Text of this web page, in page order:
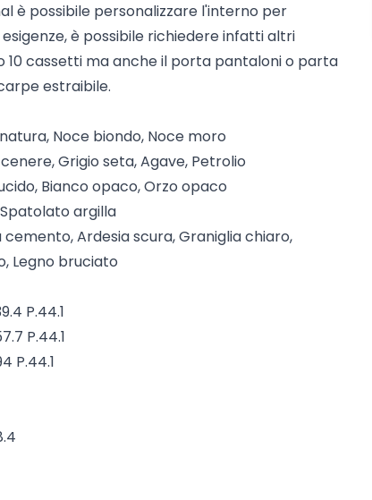
è possibile personalizzare l'interno per
è possibile richiedere infatti altri
10 cassetti ma anche il porta pantaloni o parta
estraibile.
Noce biondo, Noce moro
Grigio seta, Agave, Petrolio
Bianco opaco, Orzo opaco
argilla
Ardesia scura, Graniglia chiaro,
Legno bruciato
P.44.1
P.44.1
P.44.1